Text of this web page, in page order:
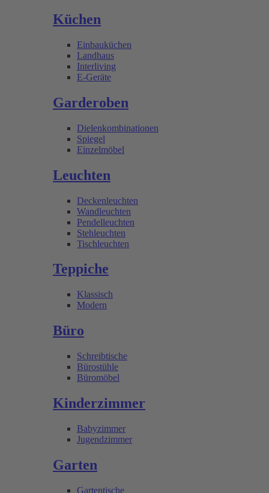
Küchen
Einbauküchen
Landhaus
Interliving
E-Geräte
Garderoben
Dielenkombinationen
Spiegel
Einzelmöbel
Leuchten
Deckenleuchten
Wandleuchten
Pendelleuchten
Stehleuchten
Tischleuchten
Teppiche
Klassisch
Modern
Büro
Schreibtische
Bürostühle
Büromöbel
Kinderzimmer
Babyzimmer
Jugendzimmer
Garten
Gartentische